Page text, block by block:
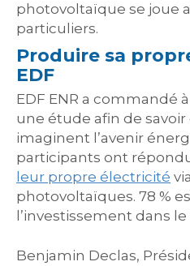
photovoltaïque se joue
particuliers.
Produire sa
EDF
EDF ENR a commandé
une étude afin de
imaginent l’avenir
participants ont
leur propre électricité
photovoltaïques. 78 %
l’investissement dans
Benjamin Declas,